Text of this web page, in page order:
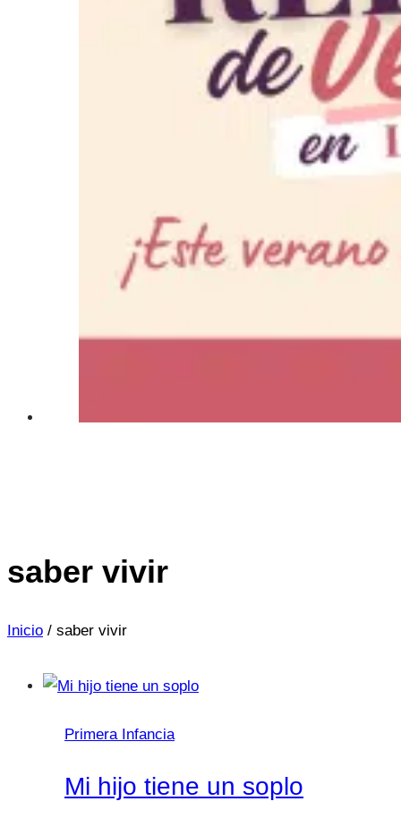
saber vivir
Inicio / saber vivir
Primera Infancia
Mi hijo tiene un soplo